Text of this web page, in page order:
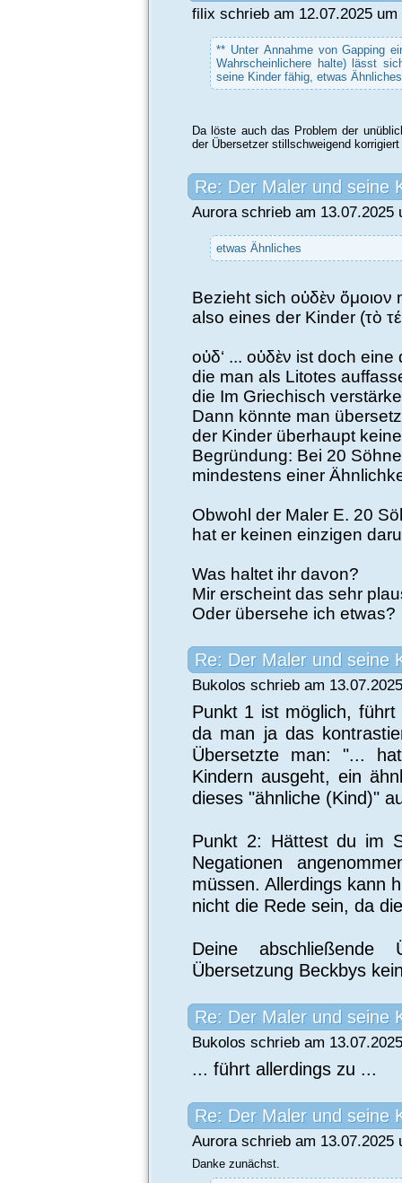
filix schrieb am 12.07.2025
** Unter Annahme von Gapping
Wahrscheinlichere halte) lässt
seine Kinder fähig, etwas
Da löste auch das Problem der
der Übersetzer stillschweigend
Re: Der Maler und seine
Aurora schrieb am 13.07.2025
etwas Ähnliches
Bezieht sich οὑδὲν ὅμοιον
also eines der Kinder (τὸ
οὐδ‘ ... οὑδὲν ist doch
die man als Litotes
die Im Griechisch
Dann könnte man
der Kinder überhaupt
Begründung: Bei 20
mindestens einer
Obwohl der Maler E. 20
hat er keinen einzigen
Was haltet ihr davon?
Mir erscheint das sehr
Oder übersehe ich etwas?
Re: Der Maler und seine
Bukolos schrieb am
Punkt 1 ist möglich, führt
da man ja das
Übersetzte man: "...
Kindern ausgeht, ein
dieses "ähnliche (Kind)"
Punkt 2: Hättest du im
Negationen
müssen. Allerdings kann
nicht die Rede sein, da
Deine abschließende
Übersetzung Beckbys
Re: Der Maler und seine
Bukolos schrieb am
... führt allerdings zu ...
Re: Der Maler und seine
Aurora schrieb am 13.07.2025
Danke zunächst.